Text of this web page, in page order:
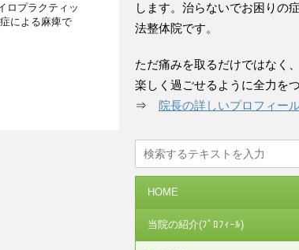
ロプラクティッ
による麻痺で
します。治らないでお困りの
法整体院です。
ただ痛みを取るだけではなく
楽しく過ごせるように全力をつ
⇒ 院長の詳しいプロフィー
HOME
当院の紹介(ﾌﾟﾛﾌｨｰﾙ)